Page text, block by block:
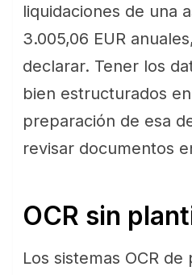
liquidaciones de una
3.005,06 EUR
declarar. Tener los
bien estructurados
preparación de esa
revisar documentos
OCR sin
Los sistemas OCR